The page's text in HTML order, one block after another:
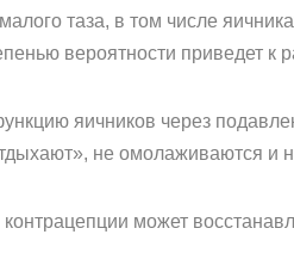
таза, в том числе
вероятности приведет к
яичников через
не омолаживаются и
может